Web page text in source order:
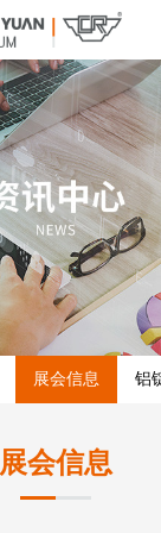
展会信息 铝
展会信息